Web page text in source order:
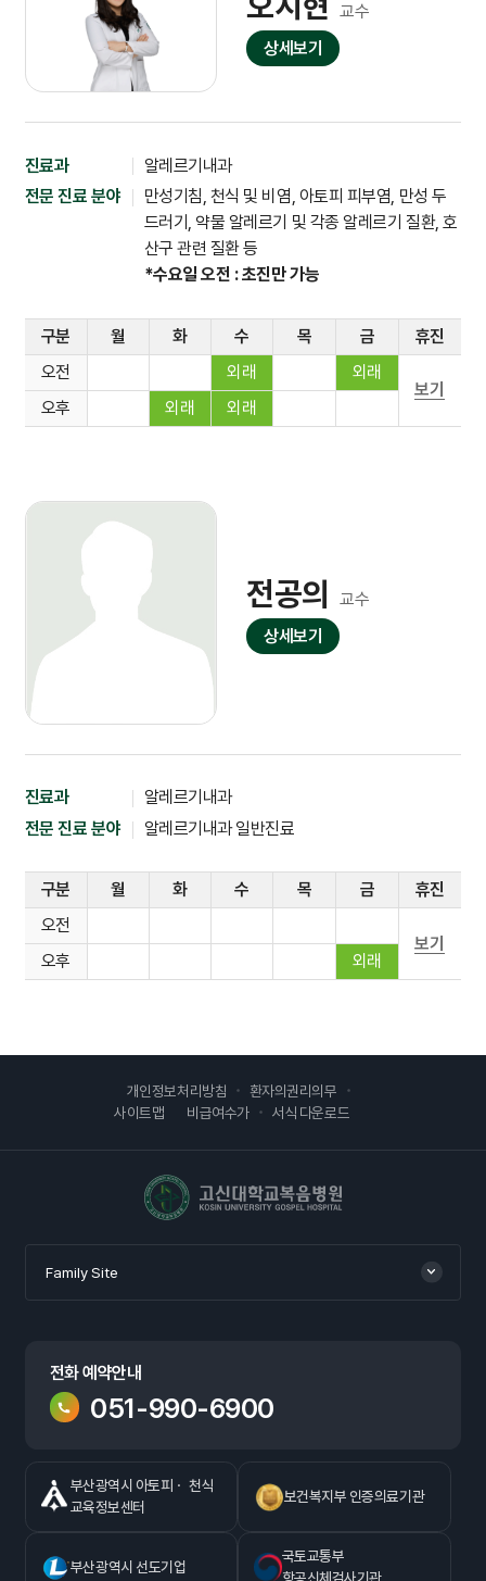
교수
상세보기
진료과
알레르기내과
전문 진료 분야
만성기침, 천식 및 비염, 아토피 피부염, 만성 두
드러기, 약물 알레르기 및 각종 알레르기 질환, 호
산구 관련 질환 등
*수요일 오전 : 초진만 가능
구분 월 화 수 목 금
휴진
오전
외래
외래
보기
오후
외래 외래
전공의
교수
상세보기
진료과
알레르기내과
전문 진료 분야
알레르기내과 일반진료
구분 월 화 수 목 금
휴진
오전
보기
오후
외래
개인정보처리방침
환자의권리의무
사이트맵
비급여수가 서식 다운로드
Family Site
전화 예약안내
051-990-6900
부산광역시 아토피ㆍ 천식
교육정보센터
보건복지부 인증의료기관
부산광역시 선도기업
국토교통부